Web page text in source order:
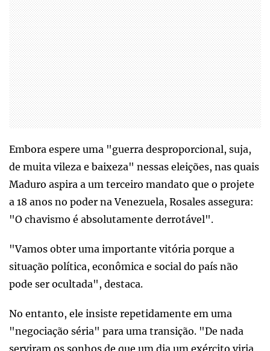
Embora espere uma "guerra desproporcional, suja,
de muita vileza e baixeza" nessas eleições, nas quais
Maduro aspira a um terceiro mandato que o projete
a 18 anos no poder na Venezuela, Rosales assegura:
"O chavismo é absolutamente derrotável".
"Vamos obter uma importante vitória porque a
situação política, econômica e social do país não
pode ser ocultada", destaca.
No entanto, ele insiste repetidamente em uma
"negociação séria" para uma transição. "De nada
serviram os sonhos de que um dia um exército viria